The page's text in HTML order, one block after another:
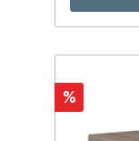
%